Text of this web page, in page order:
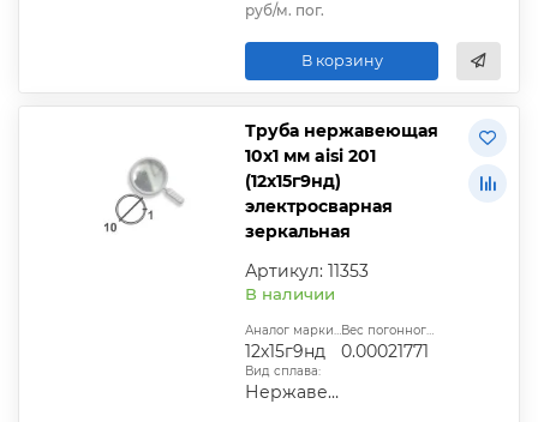
руб/м. пог.
В корзину
Труба нержавеющая
10х1 мм aisi 201
(12х15г9нд)
электросварная
зеркальная
Артикул: 11353
В наличии
Аналог марки стали:
12х15г9нд
Вес погонного метра, т.:
0.00021771
Вид сплава:
Нержавеющая сталь